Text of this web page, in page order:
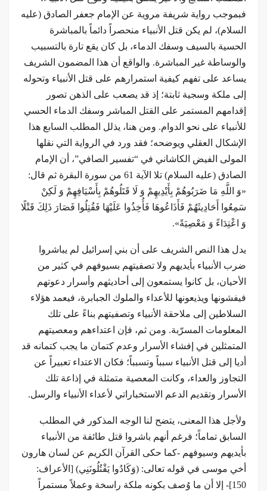
فبموجب رواية شريفة مروية عن الإمام جعفر الصادق (عليه
السلام)، لم يكن قتل الأنبياء منحصراً دائماً بالمباشرة
الحسية بالسيف وسفك الدماء، بل كان يقع تارة بالتسبيب
والوساطة غير المباشرة. والواقع أن هذا المضمون الشريف
يساعد على تفهم كيفية استمرارهم على قتل الأنبياء وتحوله
إلى ملكة وسجية ثابتة؛ إذ قد يصعب على الذهن تصور
إقدامهم المستمر على القتل المباشر وسفك الدماء الحسي
للأنبياء على نحو الدوام. ومن هنا، يذلل المطلب السابع هذا
الإشكال العقلي ويوضحه؛ فقد ورد في الرواية التي نقلها
المولى الفيض الكاشاني في “تفسير الصافي”، أن الإمام
الصادق (عليه السلام) تلا الآية 61 من سورة البقرة ثم قال:
«وَ اللَّهِ مَا ضَرَبُوهُمْ بِأَيْدِيهِمْ وَ لَا قَتَلُوهُمْ بِأَسْيَافِهِمْ وَ لَكِنْ
سَمِعُوا أَحَادِيثَهُمْ فَأَذَاعُوهَا فَأُخِذُوا عَلَيْهَا فَقُتِلُوا فَصَارَ ذَلِكَ قَتْلًا
وَ اعْتِدَاءً وَ مَعْصِيَةً».
يدل هذا النص الشريف على أن بني إسرائيل لم يباشروا
ضرب الأنبياء بأيديهم ولا تصفيتهم بسيوفهم في كثير من
الأحيان، بل كانوا يستمعون إلى أحاديثهم وأسرار دعوتهم
فيفشونها ويذيعونها للأعداء والملوك الجبابرة، فيعمد هؤلاء
السلاطين إلى ملاحقة الأنبياء وتصفيتهم بناءً على تلك
المعلومات المسرّبة. ومن ثم، فإن اعتداءهم ومعصيتهم
المتمثلين في إفشاء الأسرار وعدم كتمان ما يجب كتمانه قد
أديا إلى قتل الأنبياء سبباً وتسبباً؛ فكان الاعتداء تعبيراً عن
التجاوز والعداء، وكانت المعصية متمثلة في إذاعة تلك
الأسرار وتقديم الدعم الاستخباراتي لأعداء الأنبياء والرسل.
ولأجل هذا المعنى، يتضح لنا الوجه المذكور في المطلب
السابق تماماً؛ فرغم أنهم باشروا قتل طائفة من الأنبياء
بأيديهم وسيوفهم -كما حكى القرآن الكريم عن لسان هارون
أخي موسى في قوله تعالى: (وَكَادُوا يَقْتُلُونَنِي) [الأعراف:
150]- إلا أن ما وُصف بكونه ملكة راسخة وعملاً مستمراً